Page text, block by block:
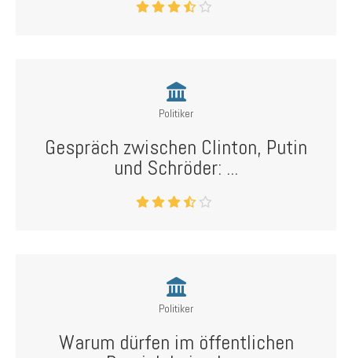
Politiker
Gespräch zwischen Clinton, Putin
und Schröder: ...
Politiker
Warum dürfen im öffentlichen